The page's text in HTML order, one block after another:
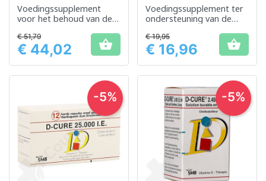
Voedingssupplement
voor het behoud van de
Prijs
€ 51,79
€ 44,02 
Voedingssupplement ter
ondersteuning van de
immuunsysteem
Prijs
€ 19,95
€ 16,96 
-5% -5%